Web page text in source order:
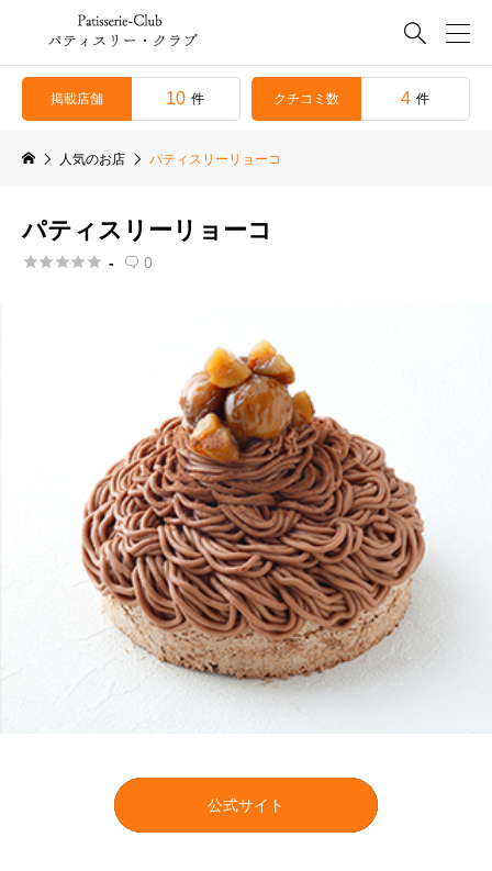

掲載店舗 10 件 クチコミ数 4 件
人気のお店 パティスリーリョーコ
パティスリーリョーコ
 -  0
公式サイト